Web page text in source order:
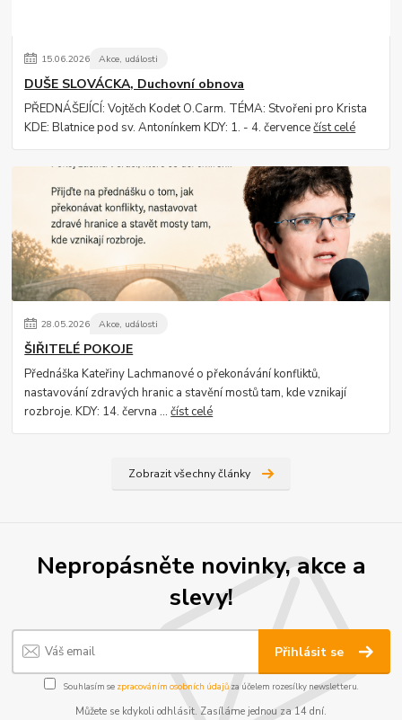
15.06.2026 Akce, události
DUŠE SLOVÁCKA, Duchovní obnova
PŘEDNÁŠEJÍCÍ: Vojtěch Kodet O.Carm. TÉMA: Stvořeni pro Krista
KDE: Blatnice pod sv. Antonínkem KDY: 1. - 4. červencečíst celé
28.05.2026 Akce, události
ŠIŘITELÉ POKOJE
Přednáška Kateřiny Lachmanové o překonávání konfliktů,
nastavování zdravých hranic a stavění mostů tam, kde vznikají
rozbroje. KDY: 14. června ...číst celé
Zobrazit všechny články
Nepropásněte novinky, akce a
slevy!
Přihlásit se
Souhlasím se zpracováním osobních údajůza účelem rozesílky newsletteru.
Můžete se kdykoli odhlásit. Zasíláme jednou za 14 dní.